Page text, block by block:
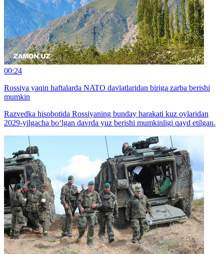
00:24
Rossiya yaqin haftalarda NATO davlatlaridan biriga zarba berishi
mumkin
Razvedka hisobotida Rossiyaning bunday harakati kuz oylaridan
2029-yilgacha bo‘lgan davrda yuz berishi mumkinligi qayd etilgan.